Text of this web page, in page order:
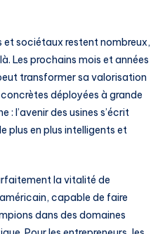
et sociétaux restent nombreux,
Les prochains mois et années
transformer sa valorisation
déployées à grande
: l’avenir des usines s’écrit
plus en plus intelligents et
la vitalité de
capable de faire
dans des domaines